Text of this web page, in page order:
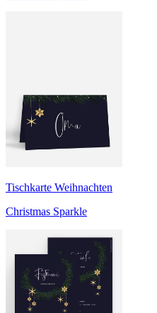
Tischkarte Weihnachten
Christmas Sparkle